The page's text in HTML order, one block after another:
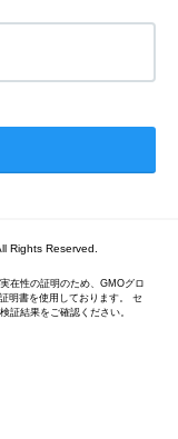
Rights Reserved.
在性の証明のため、GMOグロ
明書を使用しております。 セ
証結果をご確認ください。